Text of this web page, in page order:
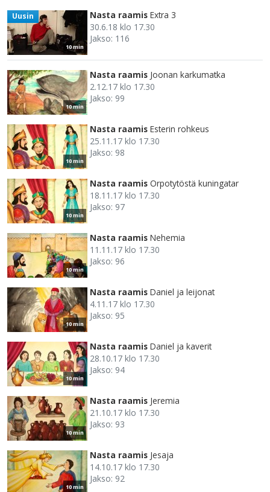
10 min
Uusin Nasta raamis Extra 3
30.6.18 klo 17.30
Jakso: 116
10 min
Nasta raamis Joonan karkumatka
2.12.17 klo 17.30
Jakso: 99
10 min
Nasta raamis Esterin rohkeus
25.11.17 klo 17.30
Jakso: 98
10 min
Nasta raamis Orpotytöstä kuningatar
18.11.17 klo 17.30
Jakso: 97
10 min
Nasta raamis Nehemia
11.11.17 klo 17.30
Jakso: 96
10 min
Nasta raamis Daniel ja leijonat
4.11.17 klo 17.30
Jakso: 95
10 min
Nasta raamis Daniel ja kaverit
28.10.17 klo 17.30
Jakso: 94
10 min
Nasta raamis Jeremia
21.10.17 klo 17.30
Jakso: 93
10 min
Nasta raamis Jesaja
14.10.17 klo 17.30
Jakso: 92